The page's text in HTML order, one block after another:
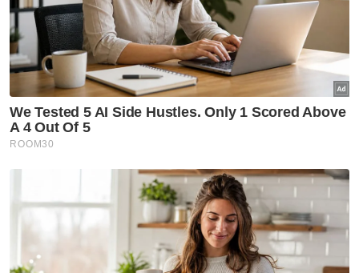
Nasional
Jangan hukum pegawai KKDW
hadir program rasmi ketika
PRN - Ahmad Zahid
Nasional
berlaku penyelewengan -
Ahmad Zahid
Nasional
MEXCLUB perkukuh ekosistem
dan pembangunan luar bandar